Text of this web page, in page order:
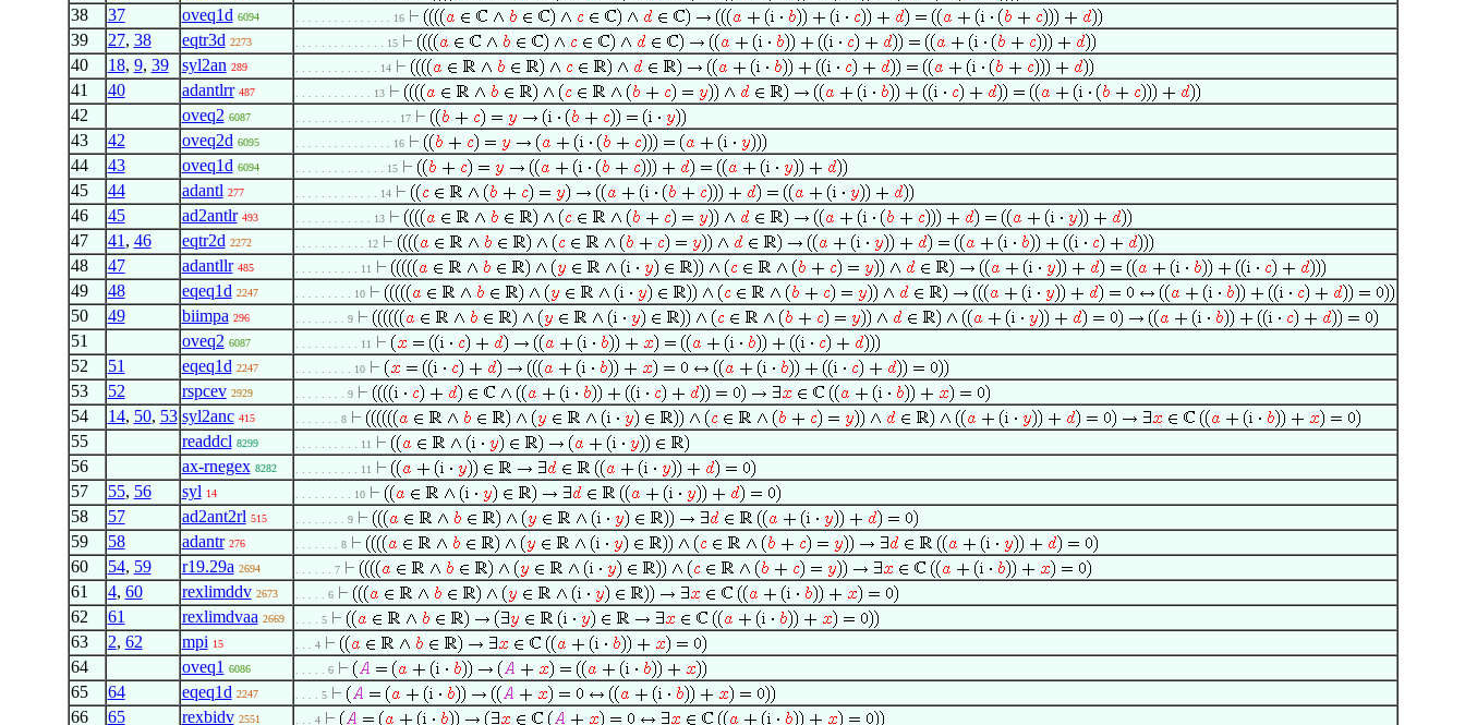
38 37 oveq1d 6094 . . . . . . . . . . . . . . . 16
39 27, 38 eqtr3d 2273 . . . . . . . . . . . . . . 15
40 18, 9, 39 syl2an 289 . . . . . . . . . . . . . 14
41 40 adantlrr 487 . . . . . . . . . . . . 13
42 oveq2 6087 . . . . . . . . . . . . . . . . 17
43 42 oveq2d 6095 . . . . . . . . . . . . . . . 16
44 43 oveq1d 6094 . . . . . . . . . . . . . . 15
45 44 adantl 277 . . . . . . . . . . . . . 14
46 45 ad2antlr 493 . . . . . . . . . . . . 13
47 41 , 46 eqtr2d 2272 . . . . . . . . . . . 12
48 47 adantllr 485 . . . . . . . . . . 11
49 48 eqeq1d 2247 . . . . . . . . . 10
50 49 biimpa 296 . . . . . . . . 9
51 oveq2 6087 . . . . . . . . . . 11
52 51 eqeq1d 2247 . . . . . . . . . 10
53 52 rspcev 2929 . . . . . . . . 9
54 14, 50, 53 syl2anc 415 . . . . . . . 8
55 readdcl 8299 . . . . . . . . . . 11
56 ax-rnegex 8282 . . . . . . . . . . 11
57 55, 56 syl 14 . . . . . . . . . 10
58 57 ad2ant2rl 515 . . . . . . . . 9
59 58 adantr 276 . . . . . . . 8
60 54, 59 r19.29a 2694 . . . . . . 7
61 4, 60 rexlimddv 2673 . . . . . 6
62 61 rexlimdvaa 2669 . . . . 5
63 2, 62 mpi 15 . . . 4
64 oveq1 6086 . . . . . 6
65 64 eqeq1d 2247 . . . . 5
66 65 rexbidv 2551 . . . 4